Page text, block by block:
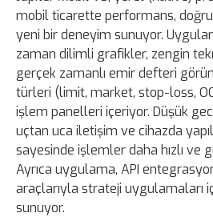
mobil ticarette performans,
yeni bir deneyim sunuyor.
zaman dilimli grafikler, zengin
gerçek zamanlı emir defteri
türleri (limit, market, stop-loss,
işlem panelleri içeriyor. Düşük
uçtan uca iletişim ve cihazda
sayesinde işlemler daha hızlı ve
Ayrıca uygulama, API
araçlarıyla strateji uygulamaları
sunuyor.